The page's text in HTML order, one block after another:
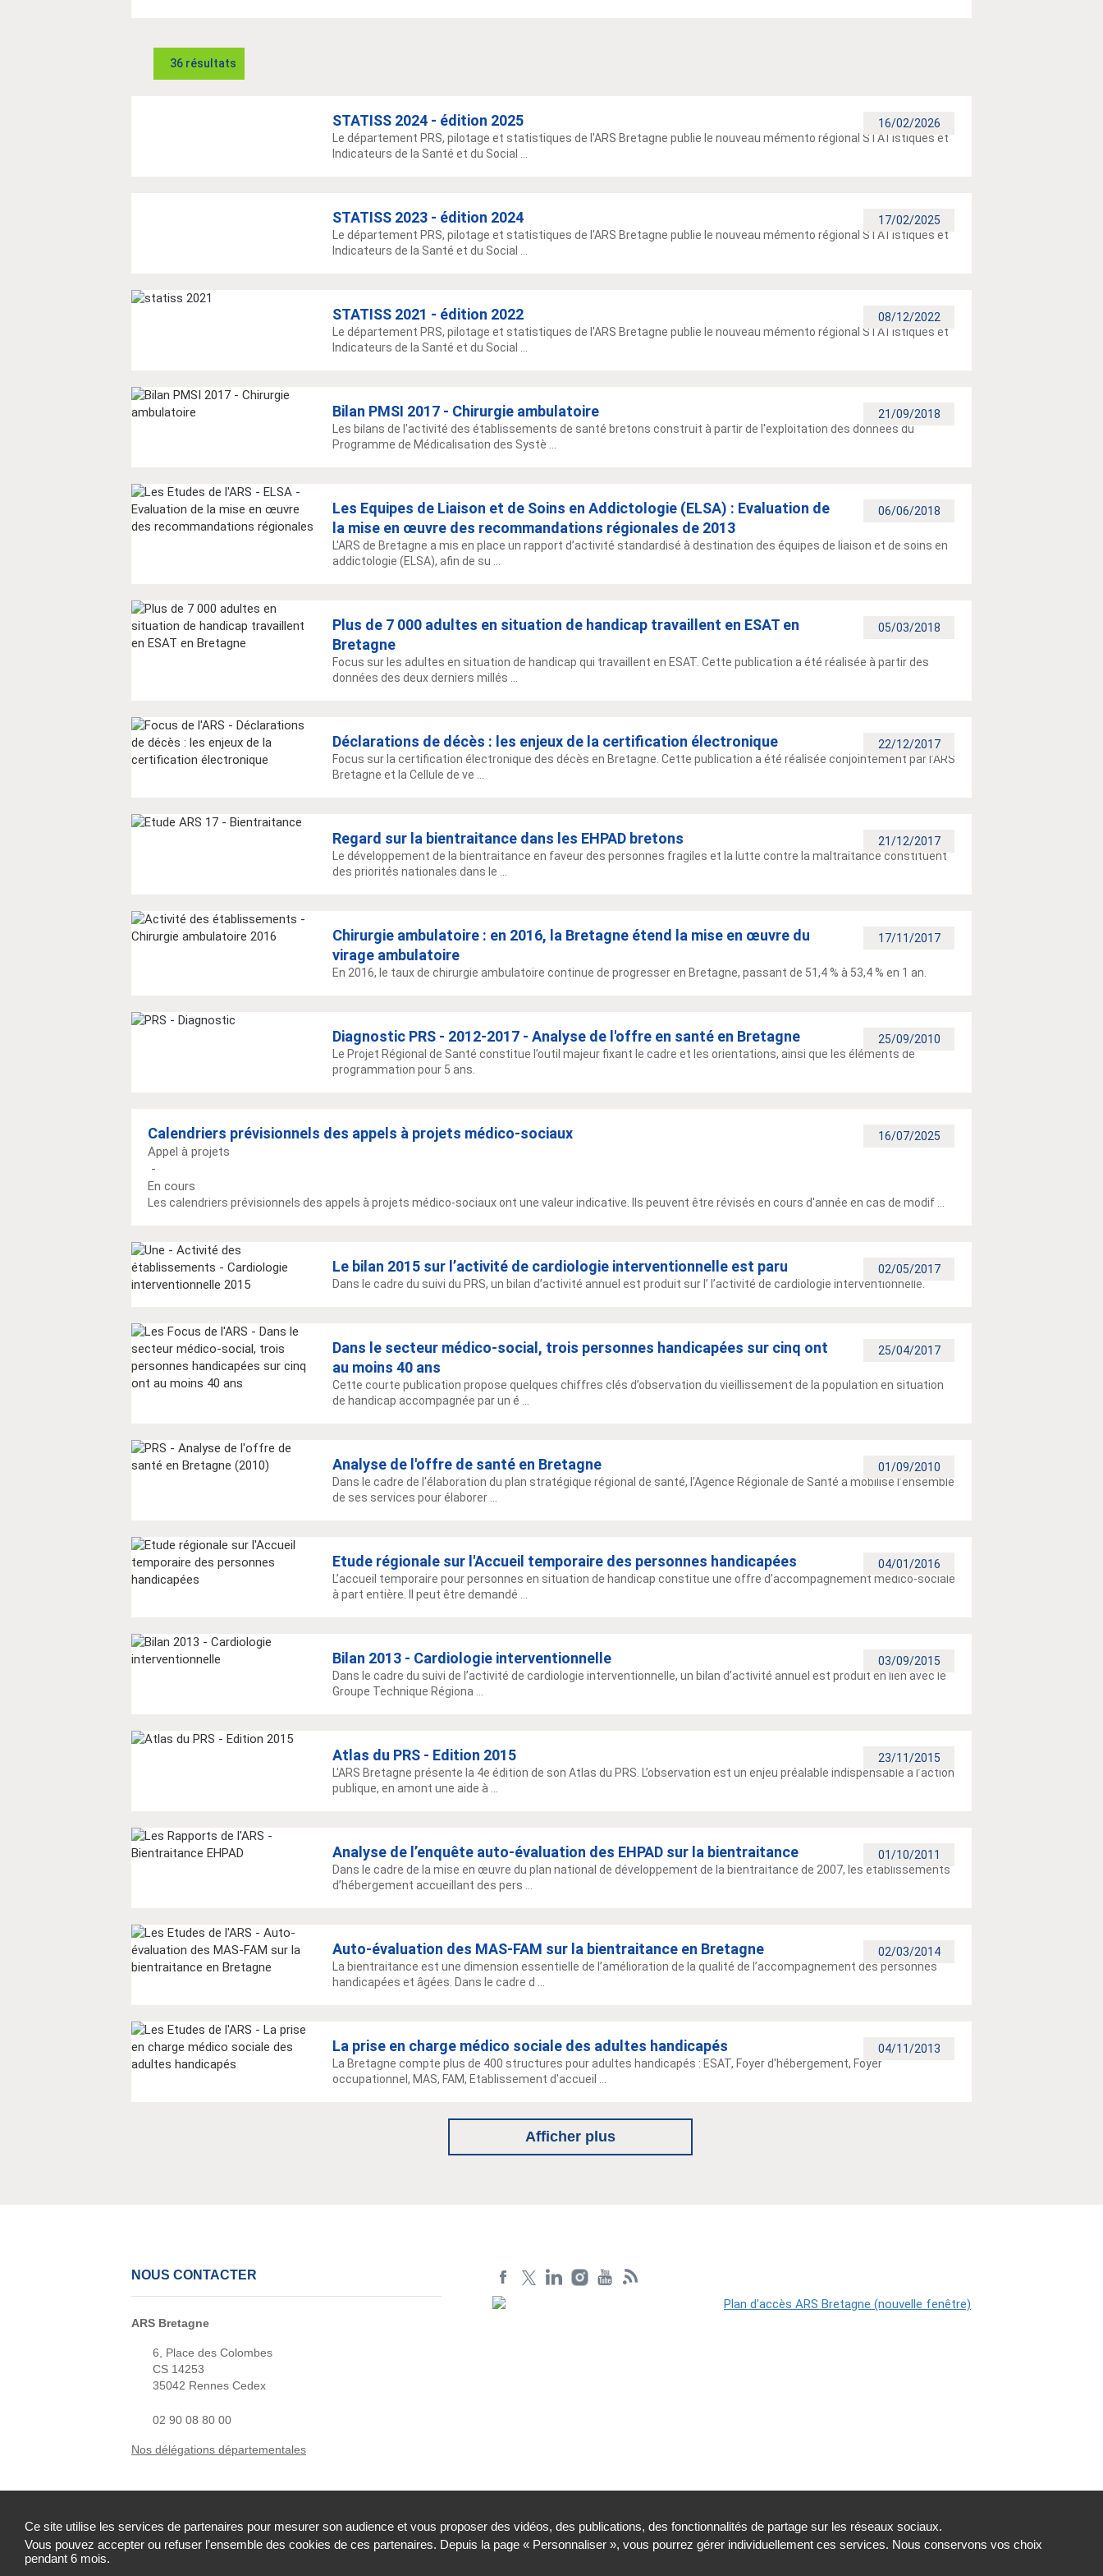
Ce site utilise les services de partenaires pour mesurer son audience et vous proposer des vidéos, des publications, des fonctionnalités de partage sur les réseaux sociaux.
Vous pouvez accepter ou refuser l’ensemble des cookies de ces partenaires. Depuis la page « Personnaliser », vous pourrez gérer individuellement ces services. Nous conservons vos choix
pendant 6 mois.
36 résultats
16/02/2026
STATISS 2024 - édition 2025
Le département PRS, pilotage et statistiques de l'ARS Bretagne publie le nouveau mémento régional STATistiques et
Indicateurs de la Santé et du Social ...
17/02/2025
STATISS 2023 - édition 2024
Le département PRS, pilotage et statistiques de l'ARS Bretagne publie le nouveau mémento régional STATistiques et
Indicateurs de la Santé et du Social ...
08/12/2022
STATISS 2021 - édition 2022
Le département PRS, pilotage et statistiques de l'ARS Bretagne publie le nouveau mémento régional STATistiques et
Indicateurs de la Santé et du Social ...
21/09/2018
Bilan PMSI 2017 - Chirurgie ambulatoire
Les bilans de l'activité des établissements de santé bretons construit à partir de l'exploitation des données du
Programme de Médicalisation des Systè ...
06/06/2018
Les Equipes de Liaison et de Soins en Addictologie (ELSA) : Evaluation de
la mise en œuvre des recommandations régionales de 2013
L'ARS de Bretagne a mis en place un rapport d’activité standardisé à destination des équipes de liaison et de soins en
addictologie (ELSA), afin de su ...
05/03/2018
Plus de 7 000 adultes en situation de handicap travaillent en ESAT en
Bretagne
Focus sur les adultes en situation de handicap qui travaillent en ESAT. Cette publication a été réalisée à partir des
données des deux derniers millés ...
22/12/2017
Déclarations de décès : les enjeux de la certification électronique
Focus sur la certification électronique des décès en Bretagne. Cette publication a été réalisée conjointement par l’ARS
Bretagne et la Cellule de ve ...
21/12/2017
Regard sur la bientraitance dans les EHPAD bretons
Le développement de la bientraitance en faveur des personnes fragiles et la lutte contre la maltraitance constituent
des priorités nationales dans le ...
17/11/2017
Chirurgie ambulatoire : en 2016, la Bretagne étend la mise en œuvre du
virage ambulatoire
En 2016, le taux de chirurgie ambulatoire continue de progresser en Bretagne, passant de 51,4 % à 53,4 % en 1 an.
25/09/2010
Diagnostic PRS - 2012-2017 - Analyse de l'offre en santé en Bretagne
Le Projet Régional de Santé constitue l’outil majeur fixant le cadre et les orientations, ainsi que les éléments de
programmation pour 5 ans.
16/07/2025
Calendriers prévisionnels des appels à projets médico-sociaux
Appel à projets
-
En cours
Les calendriers prévisionnels des appels à projets médico-sociaux ont une valeur indicative. Ils peuvent être révisés en cours d'année en cas de modif ...
02/05/2017
Le bilan 2015 sur l’activité de cardiologie interventionnelle est paru
Dans le cadre du suivi du PRS, un bilan d’activité annuel est produit sur l’ l’activité de cardiologie interventionnelle.
25/04/2017
Dans le secteur médico-social, trois personnes handicapées sur cinq ont
au moins 40 ans
Cette courte publication propose quelques chiffres clés d’observation du vieillissement de la population en situation
de handicap accompagnée par un é ...
01/09/2010
Analyse de l'offre de santé en Bretagne
Dans le cadre de l'élaboration du plan stratégique régional de santé, l’Agence Régionale de Santé a mobilisé l’ensemble
de ses services pour élaborer ...
04/01/2016
Etude régionale sur l'Accueil temporaire des personnes handicapées
L’accueil temporaire pour personnes en situation de handicap constitue une offre d’accompagnement médico-sociale
à part entière. Il peut être demandé ...
03/09/2015
Bilan 2013 - Cardiologie interventionnelle
Dans le cadre du suivi de l’activité de cardiologie interventionnelle, un bilan d’activité annuel est produit en lien avec le
Groupe Technique Régiona ...
23/11/2015
Atlas du PRS - Edition 2015
L'ARS Bretagne présente la 4e édition de son Atlas du PRS. L’observation est un enjeu préalable indispensable à l’action
publique, en amont une aide à ...
01/10/2011
Analyse de l’enquête auto-évaluation des EHPAD sur la bientraitance
Dans le cadre de la mise en œuvre du plan national de développement de la bientraitance de 2007, les établissements
d’hébergement accueillant des pers ...
02/03/2014
Auto-évaluation des MAS-FAM sur la bientraitance en Bretagne
La bientraitance est une dimension essentielle de l’amélioration de la qualité de l’accompagnement des personnes
handicapées et âgées. Dans le cadre d ...
04/11/2013
La prise en charge médico sociale des adultes handicapés
La Bretagne compte plus de 400 structures pour adultes handicapés : ESAT, Foyer d'hébergement, Foyer
occupationnel, MAS, FAM, Etablissement d'accueil ...
Afficher plus
NOUS CONTACTER
ARS Bretagne
6, Place des Colombes
CS 14253
35042 Rennes Cedex
02 90 08 80 00
Nos délégations départementales
Accessibilité : partiellement conforme Mentions légales Plan du site Cookies et traceurs Gestion des cookies